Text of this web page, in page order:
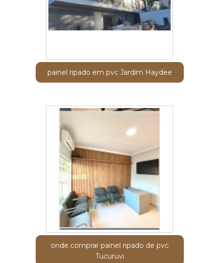
painel ripado em pvc Jardim Haydee
onde comprar painel ripado de pvc
Tucuruvi